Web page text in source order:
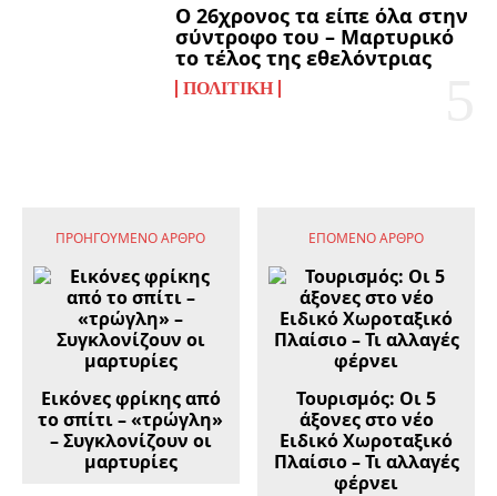
Ο 26χρονος τα είπε όλα στην
σύντροφο του – Μαρτυρικό
το τέλος της εθελόντριας
ΠΟΛΙΤΙΚΉ
ΠΡΟΗΓΟΎΜΕΝΟ ΆΡΘΡΟ
Εικόνες φρίκης από
το σπίτι – «τρώγλη»
– Συγκλονίζουν οι
μαρτυρίες
ΕΠΌΜΕΝΟ ΆΡΘΡΟ
Τουρισμός: Οι 5
άξονες στο νέο
Ειδικό Χωροταξικό
Πλαίσιο – Τι αλλαγές
φέρνει